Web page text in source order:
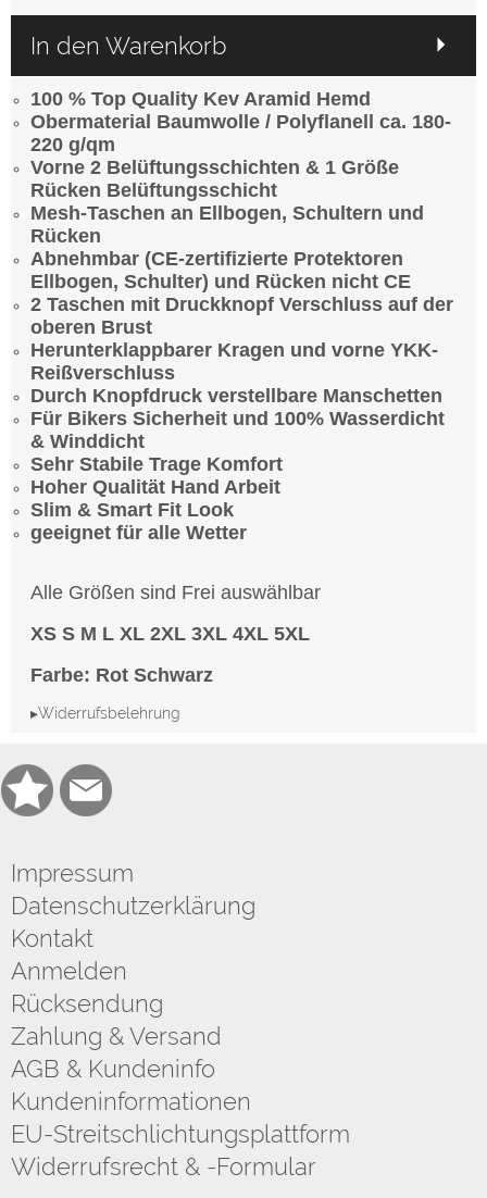
In den Warenkorb
100 % Top Quality Kev Aramid Hemd
Obermaterial Baumwolle / Polyflanell ca. 180-
220 g/qm
Vorne 2 Belüftungsschichten & 1 Größe
Rücken Belüftungsschicht
Mesh-Taschen an Ellbogen, Schultern und
Rücken
Abnehmbar (CE-zertifizierte Protektoren
Ellbogen, Schulter) und Rücken nicht CE
2 Taschen mit Druckknopf Verschluss auf der
oberen Brust
Herunterklappbarer Kragen und vorne YKK-
Reißverschluss
Durch Knopfdruck verstellbare Manschetten
Für Bikers Sicherheit und 100% Wasserdicht
& Winddicht
Sehr Stabile Trage Komfort
Hoher Qualität Hand Arbeit
Slim & Smart Fit Look
geeignet für alle Wetter
Alle Größen sind Frei auswählbar
XS S M L XL 2XL 3XL 4XL 5XL
Farbe: Rot Schwarz
▸Widerrufsbelehrung
Impressum
Datenschutzerklärung
Kontakt
Anmelden
Rücksendung
Zahlung & Versand
AGB & Kundeninfo
Kundeninformationen
EU-Streitschlichtungsplattform
Widerrufsrecht & -Formular